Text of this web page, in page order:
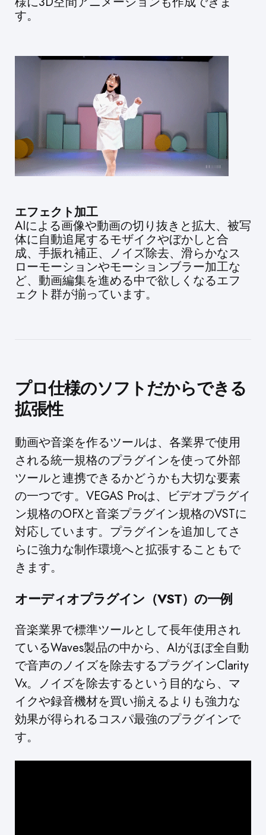
す。
エフェクト加工
AIによる画像や動画の切り抜きと拡大、被写
体に自動追尾するモザイクやぼかしと合
成、手振れ補正、ノイズ除去、滑らかなス
ローモーションやモーションブラー加工な
ど、動画編集を進める中で欲しくなるエフ
ェクト群が揃っています。
プロ仕様のソフトだからできる
拡張性
動画や音楽を作るツールは、各業界で使用
される統一規格のプラグインを使って外部
ツールと連携できるかどうかも大切な要素
の一つです。VEGAS Proは、ビデオプラグイ
ン規格のOFXと音楽プラグイン規格のVSTに
対応しています。プラグインを追加してさ
らに強力な制作環境へと拡張することもで
きます。
オーディオプラグイン（VST）の一例
音楽業界で標準ツールとして長年使用され
ているWaves製品の中から、AIがほぼ全自動
で音声のノイズを除去するプラグインClarity
Vx。ノイズを除去するという目的なら、マ
イクや録音機材を買い揃えるよりも強力な
効果が得られるコスパ最強のプラグインで
す。